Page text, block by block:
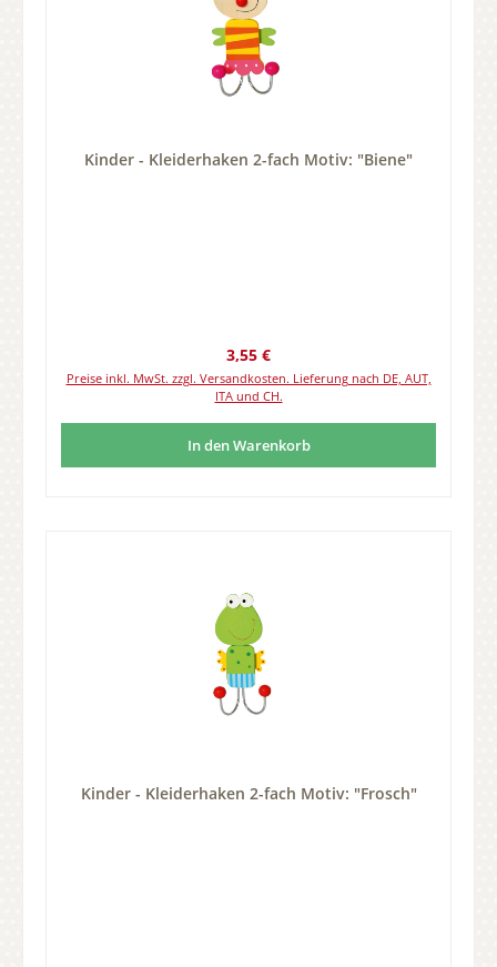
Kinder - Kleiderhaken 2-fach Motiv: "Biene"
Regulärer Preis:
3,55 €
Preise inkl. MwSt. zzgl. Versandkosten. Lieferung nach DE, AUT,
ITA und CH.
In den Warenkorb
Kinder - Kleiderhaken 2-fach Motiv: "Frosch"